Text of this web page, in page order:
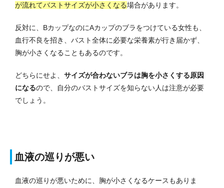
が流れてバストサイズが小さくなる場合があります。
反対に、BカップなのにAカップのブラをつけている女性も、
血行不良を招き、バスト全体に必要な栄養素が行き届かず、
胸が小さくなることもあるのです。
どちらにせよ、 サイズが合わないブラは胸を小さくする原因
になるので、自分のバストサイズを知らない人は注意が必要
でしょう。
血液の巡りが悪い
血液の巡りが悪いために、胸が小さくなるケースもありま